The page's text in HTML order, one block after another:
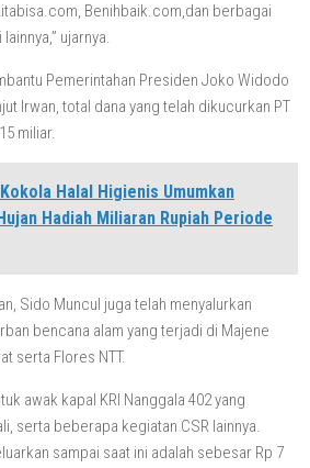
Benihbaik.com,dan berbagai
ujarnya.
Pemerintahan Presiden Joko Widodo
Irwan, total dana yang telah dikucurkan PT
miliar.
Halal Higienis Umumkan
Hadiah Miliaran Rupiah Periode
Sido Muncul juga telah menyalurkan
bencana alam yang terjadi di Majene
serta Flores NTT.
awak kapal KRI Nanggala 402 yang
serta beberapa kegiatan CSR lainnya.
sampai saat ini adalah sebesar Rp 7